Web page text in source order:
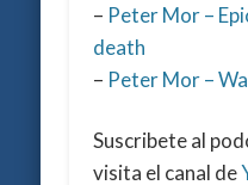
– Peter Mor –
death
– Peter Mor –
Suscribete al
visita el canal de